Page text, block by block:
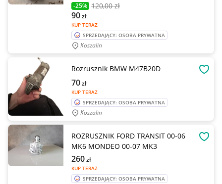
-25% 120,00 zł
KUP TERAZ
90zł
SPRZEDAJĄCY: OSOBA PRYWATNA
Koszalin
Rozrusznik BMW M47B20D
KUP TERAZ
70zł
SPRZEDAJĄCY: OSOBA PRYWATNA
Koszalin
ROZRUSZNIK FORD TRANSIT 00-06
MK6 MONDEO 00-07 MK3
KUP TERAZ
260zł
SPRZEDAJĄCY: OSOBA PRYWATNA